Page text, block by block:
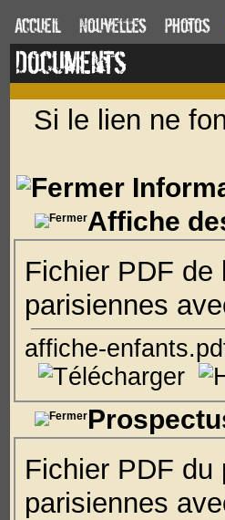
Accueil Nouvelles Photos
Documents
Si le lien ne
Affiche
Fichier PDF de
parisiennes
affiche-
Fichier PDF du
parisiennes